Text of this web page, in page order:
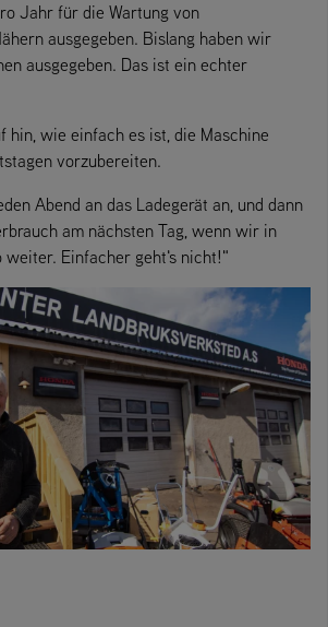
Jahr für die Wartung von
ausgegeben. Bislang haben wir
ausgegeben. Das ist ein echter
hin, wie einfach es ist, die Maschine
vorzubereiten.
Abend an das Ladegerät an, und dann
am nächsten Tag, wenn wir in
weiter. Einfacher geht's nicht!"